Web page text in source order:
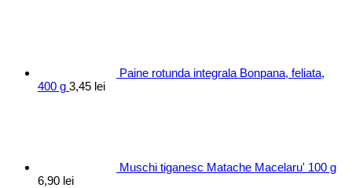
Paine rotunda integrala Bonpana, feliata,
400 g 3,45 lei
Muschi tiganesc Matache Macelaru' 100 g
6,90 lei